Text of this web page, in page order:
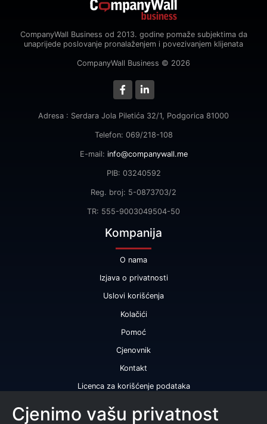
CompanyWall Business od 2013. godine pomaže subjektima da
unaprijede poslovanje pronalaženjem i povezivanjem klijenata
CompanyWall Business © 2026
Adresa : Serdara Jola Piletića 32/1, Podgorica 81000
Telefon: 069/218-108
E-mail: info@companywall.me
PIB: 03240592
Reg. broj: 5-0873703/2
TR: 555-9003049504-50
Kompanija
O nama
Izjava o privatnosti
Uslovi korišćenja
Kolačići
Pomoć
Cjenovnik
Kontakt
Licenca za korišćenje podataka
Naše usluge
Cjenimo vašu privatnost